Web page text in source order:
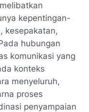
kepentingan-
kesepakatan,
hubungan
komunikasi yang
konteks
menyeluruh,
proses
penyampaian